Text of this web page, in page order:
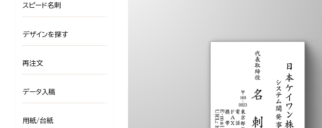
スピード名刺
デザインを探す
再注文
データ入稿
用紙/台紙